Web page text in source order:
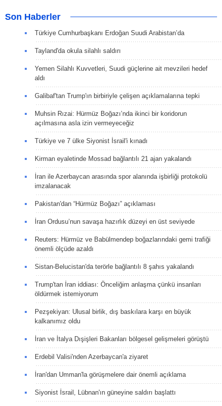
Son Haberler
Türkiye Cumhurbaşkanı Erdoğan Suudi Arabistan’da
Tayland'da okula silahlı saldırı
Yemen Silahlı Kuvvetleri, Suudi güçlerine ait mevzileri hedef
aldı
Galibaf'tan Trump'ın birbiriyle çelişen açıklamalarına tepki
Muhsin Rızai: Hürmüz Boğazı’nda ikinci bir koridorun
açılmasına asla izin vermeyeceğiz
Türkiye ve 7 ülke Siyonist İsrail'i kınadı
Kirman eyaletinde Mossad bağlantılı 21 ajan yakalandı
İran ile Azerbaycan arasında spor alanında işbirliği protokolü
imzalanacak
Pakistan'dan “Hürmüz Boğazı” açıklaması
İran Ordusu’nun savaşa hazırlık düzeyi en üst seviyede
Reuters: Hürmüz ve Babülmendep boğazlarındaki gemi trafiği
önemli ölçüde azaldı
Sistan-Belucistan'da terörle bağlantılı 8 şahıs yakalandı
Trump'tan İran iddiası: Önceliğim anlaşma çünkü insanları
öldürmek istemiyorum
Pezşekiyan: Ulusal birlik, dış baskılara karşı en büyük
kalkanımız oldu
İran ve İtalya Dışişleri Bakanları bölgesel gelişmeleri görüştü
Erdebil Valisi'nden Azerbaycan'a ziyaret
İran'dan Umman'la görüşmelere dair önemli açıklama
Siyonist İsrail, Lübnan'ın güneyine saldırı başlattı